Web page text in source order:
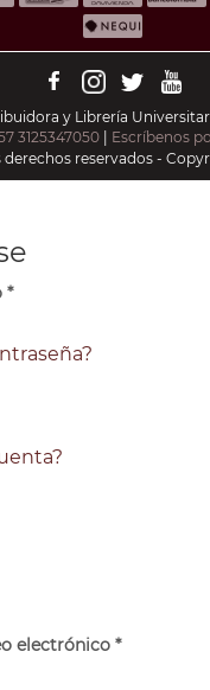
y Librería
3125347050
Escríbenos
derechos reservados -
*
electrónico *